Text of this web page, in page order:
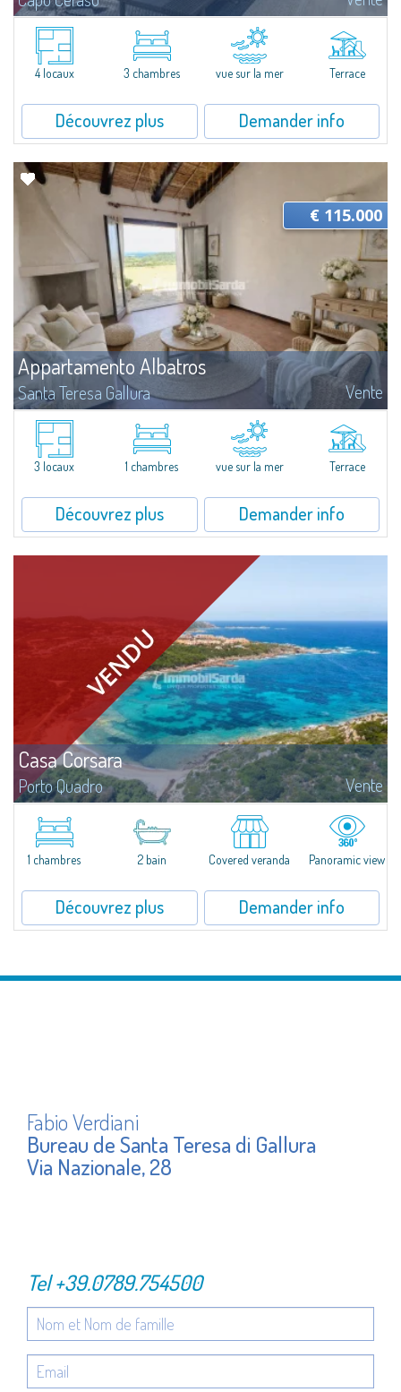
​Superbe projet de rénovation et de restyling d'un appartement quatre
pièces avec vue mer, en vente à Capo Ceraso.Un design innovant jouant
avec les lumières et les matériaux locaux de qualité, des pièces...
4 locaux
3 chambres vue sur la mer Terrace
Découvrez plus Demander info
Appartamento Albatros
Santa Teresa Gallura Vente
Located in the peaceful Ruoni area, near Santa Teresa Gallura, this simple,
bright one-bedroom apartment features a panoramic terrace with sea
views, practical living spaces, and a handy cellar. It’s a convenient...
€ 115.000
3 locaux 1 chambres vue sur la mer Terrace
Découvrez plus Demander info
Casa Corsara
Porto Quadro Vente
​Wonderful apartment for sale in the natural setting of Porto Quadro, on the
magnificent northern coast of Sardinia.Casa Corsara is located within a
quiet residential context and consists of a large and bright living...
1 chambres
2 bain Covered veranda Panoramic view
Découvrez plus Demander info
Fabio Verdiani
Bureau de Santa Teresa di Gallura
Via Nazionale, 28
Tel+39.0789.754500